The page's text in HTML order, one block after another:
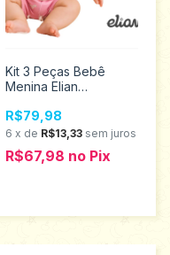
Kit 3 Peças Bebê
Menina Elian
211620
R$79,98
6 x de R$13,33 sem juros
R$67,98 no Pix